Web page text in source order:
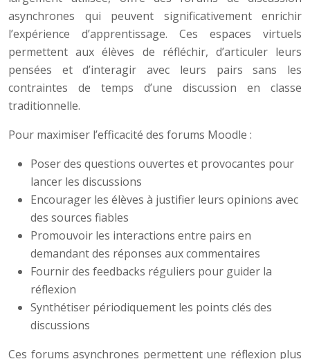
asynchrones qui peuvent significativement enrichir
l’expérience d’apprentissage. Ces espaces virtuels
permettent aux élèves de réfléchir, d’articuler leurs
pensées et d’interagir avec leurs pairs sans les
contraintes de temps d’une discussion en classe
traditionnelle.
Pour maximiser l’efficacité des forums Moodle :
Poser des questions ouvertes et provocantes pour
lancer les discussions
Encourager les élèves à justifier leurs opinions avec
des sources fiables
Promouvoir les interactions entre pairs en
demandant des réponses aux commentaires
Fournir des feedbacks réguliers pour guider la
réflexion
Synthétiser périodiquement les points clés des
discussions
Ces forums asynchrones permettent une réflexion plus